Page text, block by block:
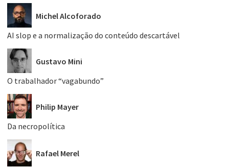
Michel Alcoforado
AI slop e a normalização do conteúdo descartável
Gustavo Mini
O trabalhador “vagabundo”
Philip Mayer
Da necropolítica
Rafael Merel